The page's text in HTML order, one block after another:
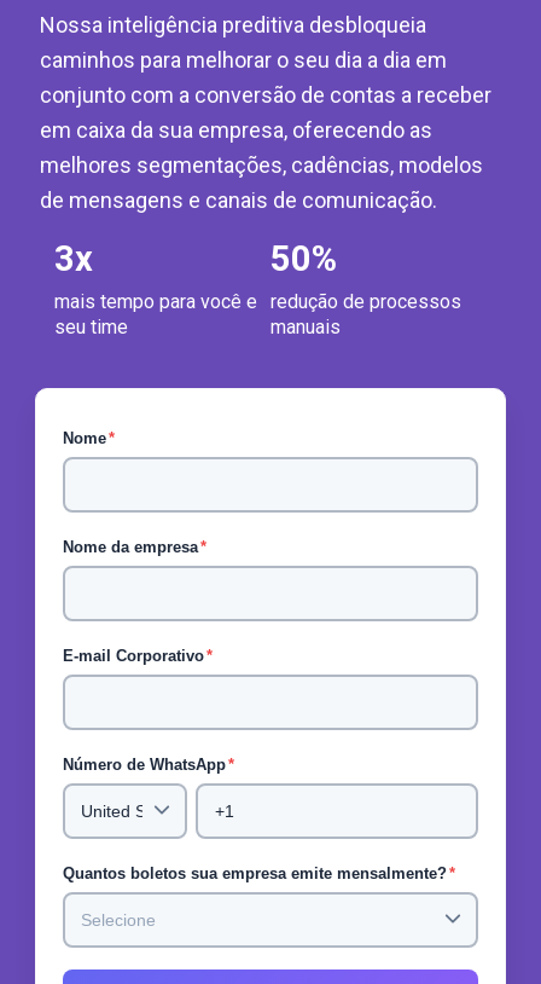
Nossa inteligência preditiva desbloqueia
caminhos para melhorar o seu dia a dia em
conjunto com a conversão de contas a receber
em caixa da sua empresa, oferecendo as
melhores segmentações, cadências, modelos
de mensagens e canais de comunicação.
3x
mais tempo para você e
seu time
50%
redução de processos
manuais
Nome*
Nome da empresa*
E-mail Corporativo*
Número de WhatsApp*
Quantos boletos sua empresa emite mensalmente?*